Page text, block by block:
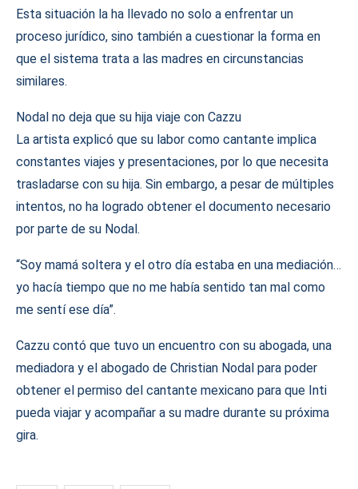
Esta situación la ha llevado no solo a enfrentar un
proceso jurídico, sino también a cuestionar la forma en
que el sistema trata a las madres en circunstancias
similares.
Nodal no deja que su hija viaje con Cazzu
La artista explicó que su labor como cantante implica
constantes viajes y presentaciones, por lo que necesita
trasladarse con su hija. Sin embargo, a pesar de múltiples
intentos, no ha logrado obtener el documento necesario
por parte de su Nodal.
“Soy mamá soltera y el otro día estaba en una mediación…
yo hacía tiempo que no me había sentido tan mal como
me sentí ese día”.
Cazzu contó que tuvo un encuentro con su abogada, una
mediadora y el abogado de Christian Nodal para poder
obtener el permiso del cantante mexicano para que Inti
pueda viajar y acompañar a su madre durante su próxima
gira.